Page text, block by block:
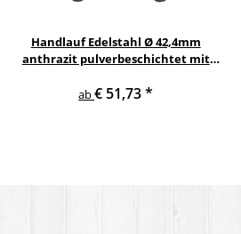
Handlauf Edelstahl Ø 42,4mm
anthrazit pulverbeschichtet mit
Edelstahlhalter
ab€ 51,73*